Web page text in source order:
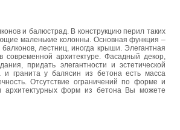
и балюстрад. В конструкцию перил таких
маленькие колонны. Основная функция –
лестниц, иногда крыши. Элегантная
архитектуре. Фасадный декор,
придать элегантности и эстетической
гранита у балясин из бетона есть масса
Отсутствие ограничений по форме и
архитектурных форм из бетона Вы можете